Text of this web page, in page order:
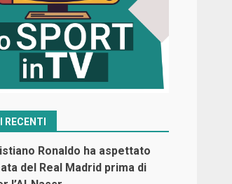
RECENTI
Ronaldo ha aspettato
del Real Madrid prima di